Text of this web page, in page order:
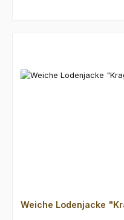
Weiche Lodenjacke